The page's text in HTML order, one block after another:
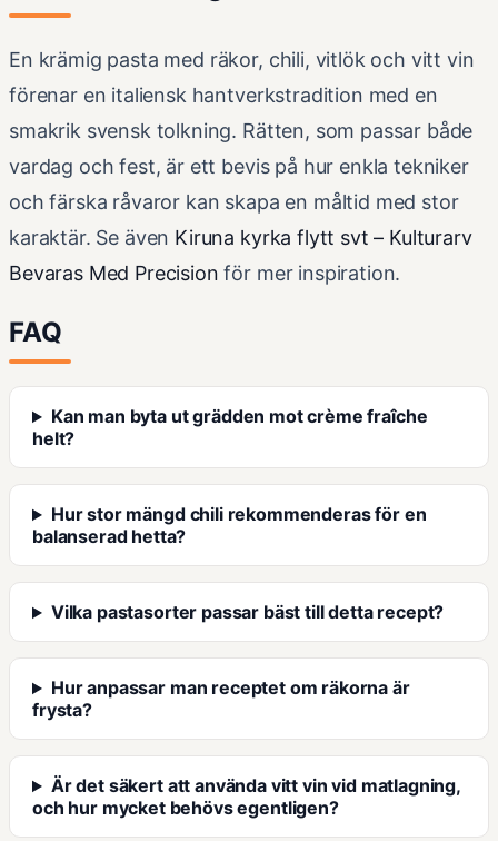
En krämig pasta med räkor, chili, vitlök och vitt vin
förenar en italiensk hantverkstradition med en
smakrik svensk tolkning. Rätten, som passar både
vardag och fest, är ett bevis på hur enkla tekniker
och färska råvaror kan skapa en måltid med stor
karaktär. Se även Kiruna kyrka flytt svt – Kulturarv
Bevaras Med Precision för mer inspiration.
FAQ
Kan man byta ut grädden mot crème fraîche
helt?
Hur stor mängd chili rekommenderas för en
balanserad hetta?
Vilka pastasorter passar bäst till detta recept?
Hur anpassar man receptet om räkorna är
frysta?
Är det säkert att använda vitt vin vid matlagning,
och hur mycket behövs egentligen?